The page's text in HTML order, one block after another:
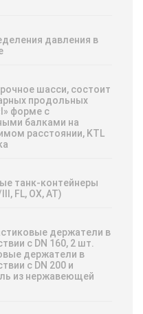
давления в
шасси, состоит
продольных
форме с
балками на
расстоянии, KTL
танк-контейнеры
FL, OX, AT)
держатели в
с DN 160, 2 шт.
держатели в
с DN 200 и
из нержавеющей